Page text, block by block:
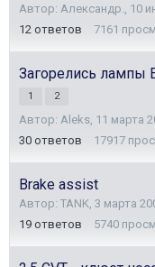
Автор: Александр.
10
12 ответов 7161
Загорелись лампы
1 2
Автор: Aleks 11 марта
30 ответов 17917
Brake assist
Автор: TANK 3 марта
19 ответов 5740